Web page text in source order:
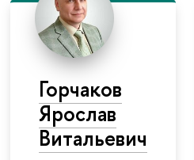
Горчаков
Ярослав
Витальевич